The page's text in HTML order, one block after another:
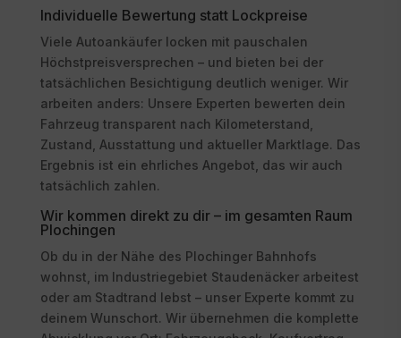
Individuelle Bewertung statt Lockpreise
Viele Autoankäufer locken mit pauschalen
Höchstpreisversprechen – und bieten bei der
tatsächlichen Besichtigung deutlich weniger. Wir
arbeiten anders: Unsere Experten bewerten dein
Fahrzeug transparent nach Kilometerstand,
Zustand, Ausstattung und aktueller Marktlage. Das
Ergebnis ist ein ehrliches Angebot, das wir auch
tatsächlich zahlen.
Wir kommen direkt zu dir – im gesamten Raum
Plochingen
Ob du in der Nähe des Plochinger Bahnhofs
wohnst, im Industriegebiet Staudenäcker arbeitest
oder am Stadtrand lebst – unser Experte kommt zu
deinem Wunschort. Wir übernehmen die komplette